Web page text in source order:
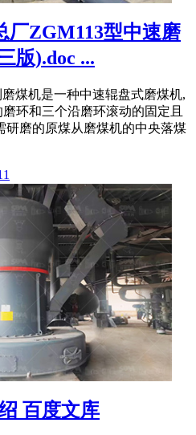
厂ZGM113型中速磨
版).doc ...
煤机是一种中速辊盘式磨煤机,
环和三个沿磨环滚动的固定且
研磨的原煤从磨煤机的中央落煤
百度文库